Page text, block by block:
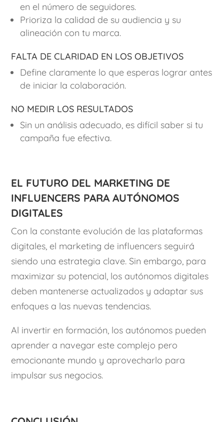
en el número de seguidores.
Prioriza la calidad de su audiencia y su
alineación con tu marca.
Falta de claridad en los objetivos
Define claramente lo que esperas lograr antes
de iniciar la colaboración.
No medir los resultados
Sin un análisis adecuado, es difícil saber si tu
campaña fue efectiva.
El futuro del marketing de
influencers para autónomos
digitales
Con la constante evolución de las plataformas
digitales, el marketing de influencers seguirá
siendo una estrategia clave. Sin embargo, para
maximizar su potencial, los autónomos digitales
deben mantenerse actualizados y adaptar sus
enfoques a las nuevas tendencias.
Al invertir en formación, los autónomos pueden
aprender a navegar este complejo pero
emocionante mundo y aprovecharlo para
impulsar sus negocios.